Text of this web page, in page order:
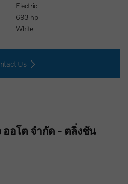
Electric
693 hp
White
Us
อโต จำกัด - ตลิ่งชัน